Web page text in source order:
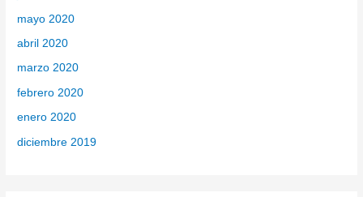
mayo 2020
abril 2020
marzo 2020
febrero 2020
enero 2020
diciembre 2019